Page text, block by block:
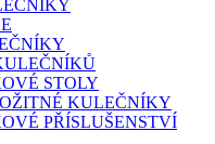
STOLY
KULEČNÍKY
PŘÍSLUŠENSTVÍ